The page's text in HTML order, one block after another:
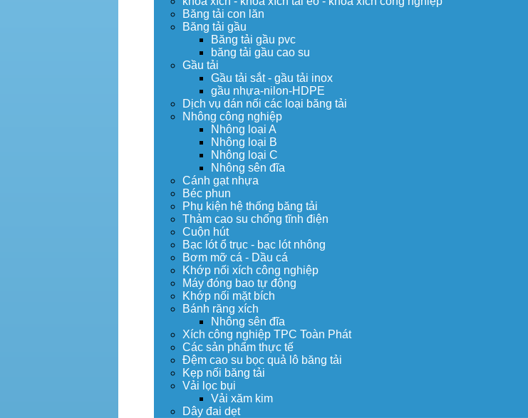
Băng tải con lăn
Băng tải gầu
Băng tải gầu pvc
băng tải gầu cao su
Gầu tải
Gầu tải sắt - gầu tải inox
gầu nhựa-nilon-HDPE
Dịch vụ dán nối các loại băng tải
Nhông công nghiệp
Nhông loại A
Nhông loại B
Nhông loại C
Nhông sên đĩa
Cánh gạt nhựa
Béc phun
Phụ kiện hệ thống băng tải
Thảm cao su chống tĩnh điện
Cuộn hút
Bạc lót ổ trục - bạc lót nhông
Bơm mỡ cá - Dầu cá
Khớp nối xích công nghiệp
Máy đóng bao tự động
Khớp nối mặt bích
Bánh răng xích
Nhông sên đĩa
Xích công nghiệp TPC Toàn Phát
Các sản phẩm thực tế
Đệm cao su bọc quả lô băng tải
Kẹp nối băng tải
Vải lọc bụi
Vải xăm kim
Dây đai dẹt